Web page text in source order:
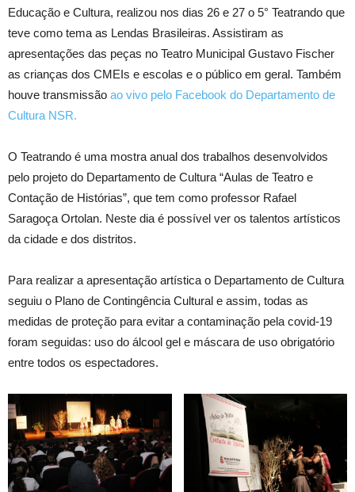
Educação e Cultura, realizou nos dias 26 e 27 o 5° Teatrando que
teve como tema as Lendas Brasileiras. Assistiram as
apresentações das peças no Teatro Municipal Gustavo Fischer
as crianças dos CMEIs e escolas e o público em geral. Também
houve transmissão ao vivo pelo Facebook do Departamento de
Cultura NSR.
O Teatrando é uma mostra anual dos trabalhos desenvolvidos
pelo projeto do Departamento de Cultura “Aulas de Teatro e
Contação de Histórias”, que tem como professor Rafael
Saragoça Ortolan. Neste dia é possível ver os talentos artísticos
da cidade e dos distritos.
Para realizar a apresentação artística o Departamento de Cultura
seguiu o Plano de Contingência Cultural e assim, todas as
medidas de proteção para evitar a contaminação pela covid-19
foram seguidas: uso do álcool gel e máscara de uso obrigatório
entre todos os espectadores.